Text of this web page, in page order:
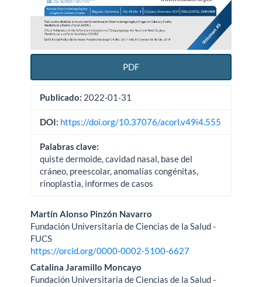
PDF
Publicado: 2022-01-31
DOI: https://doi.org/10.37076/acorl.v49i4.555
Palabras clave:
quiste dermoide, cavidad nasal, base del
cráneo, preescolar, anomalías congénitas,
rinoplastia, informes de casos
Contenido
principal
del
artículo
Martín Alonso Pinzón Navarro
Fundación Universitaria de Ciencias de la Salud -
FUCS
https://orcid.org/0000-0002-5100-6627
Catalina Jaramillo Moncayo
Fundación Universitaria de Ciencias de la Salud -